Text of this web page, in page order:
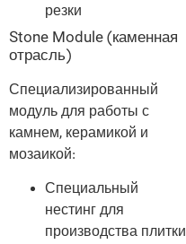
резки
Stone Module (каменная
отрасль)
Специализированный
модуль для работы с
камнем, керамикой и
мозаикой:
Специальный
нестинг для
производства плитки